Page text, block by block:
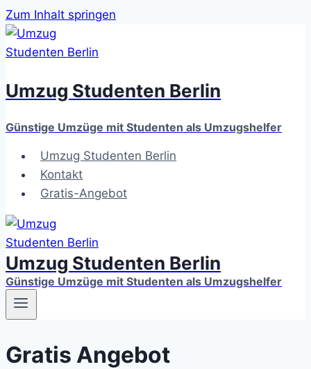
Zum Inhalt springen
Umzug Studenten Berlin
Günstige Umzüge mit Studenten als Umzugshelfer
Umzug Studenten Berlin
Kontakt
Gratis-Angebot
Umzug Studenten Berlin
Günstige Umzüge mit Studenten als Umzugshelfer
Gratis Angebot